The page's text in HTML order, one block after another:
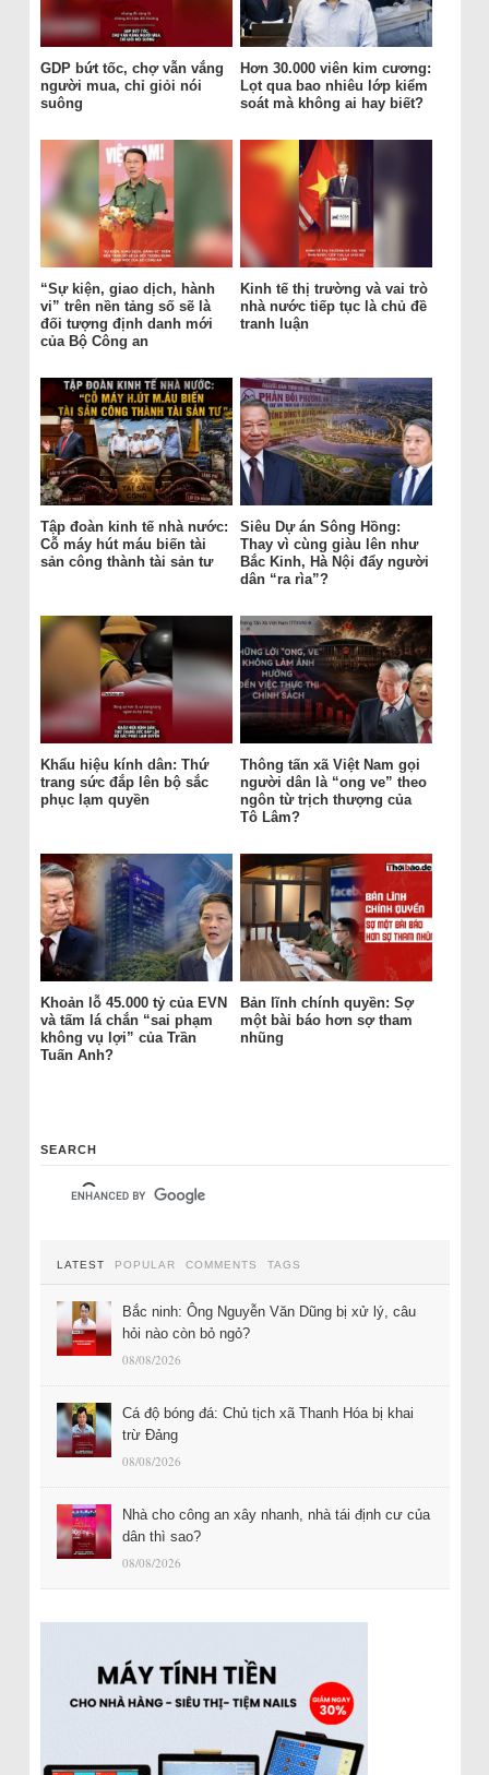
GDP bứt tốc, chợ vẫn vắng
người mua, chỉ giỏi nói
suông
Hơn 30.000 viên kim cương:
Lọt qua bao nhiêu lớp kiểm
soát mà không ai hay biết?
“Sự kiện, giao dịch, hành
vi” trên nền tảng số sẽ là
đối tượng định danh mới
của Bộ Công an
Kinh tế thị trường và vai trò
nhà nước tiếp tục là chủ đề
tranh luận
Tập đoàn kinh tế nhà nước:
Cỗ máy hút máu biến tài
sản công thành tài sản tư
Siêu Dự án Sông Hồng:
Thay vì cùng giàu lên như
Bắc Kinh, Hà Nội đẩy người
dân “ra rìa”?
Khẩu hiệu kính dân: Thứ
trang sức đắp lên bộ sắc
phục lạm quyền
Thông tấn xã Việt Nam gọi
người dân là “ong ve” theo
ngôn từ trịch thượng của
Tô Lâm?
Khoản lỗ 45.000 tỷ của EVN
và tấm lá chắn “sai phạm
không vụ lợi” của Trần
Tuấn Anh?
Bản lĩnh chính quyền: Sợ
một bài báo hơn sợ tham
nhũng
SEARCH
LATEST POPULAR COMMENTS TAGS
Bắc ninh: Ông Nguyễn Văn Dũng bị xử lý, câu
hỏi nào còn bỏ ngỏ?
08/08/2026
Cá độ bóng đá: Chủ tịch xã Thanh Hóa bị khai
trừ Đảng
08/08/2026
Nhà cho công an xây nhanh, nhà tái định cư của
dân thì sao?
08/08/2026